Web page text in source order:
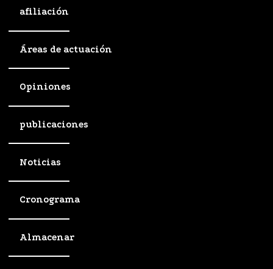
afiliación
Áreas de actuación
Opiniones
publicaciones
Noticias
Cronograma
Almacenar